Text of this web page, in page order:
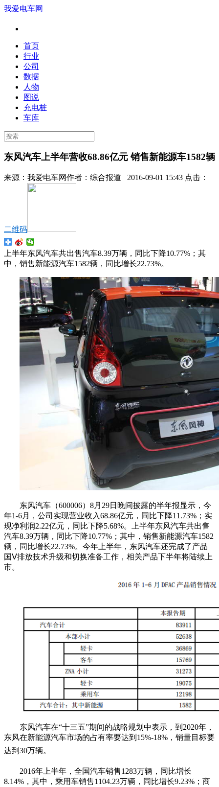
我爱电车网
首页
行业
公司
数据
人物
图说
充电桩
车库
东风汽车上半年营收68.86亿元 销售新能源车1582辆
来源： 我爱电车网作者： 综合报道 2016-09-01 15:43 点击：
二维码
上半年东风汽车共出售汽车8.39万辆，同比下降10.77%；其
中，销售新能源汽车1582辆，同比增长22.73%。
东风汽车（600006）8月29日晚间披露的半年报显示，今
年1-6月，公司实现营业收入68.86亿元，同比下降11.73%；实
现净利润2.22亿元，同比下降5.68%。上半年东风汽车共出售
汽车8.39万辆，同比下降10.77%；其中，销售新能源汽车1582
辆，同比增长22.73%。今年上半年，东风汽车还完成了产品
国Ⅴ排放技术升级和切换准备工作，相关产品下半年将陆续上
市。
东风汽车在“十三五”期间的战略规划中表示，到2020年，
东风在新能源汽车市场的占有率要达到15%-18%，销量目标要
达到30万辆。
2016年上半年，全国汽车销售1283万辆，同比增长
8.14%，其中，乘用车销售1104.23万辆，同比增长9.23%；商